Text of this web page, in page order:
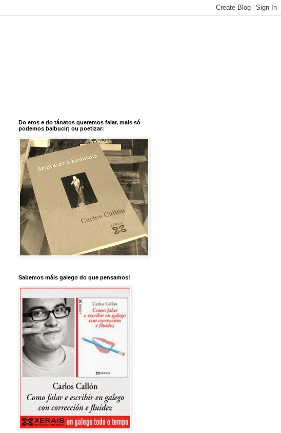
Do eros e do tánatos queremos falar, mais só
podemos balbucir; ou poetizar:
Sabemos máis galego do que pensamos!